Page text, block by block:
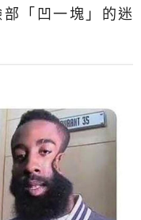
「凹一塊」的迷